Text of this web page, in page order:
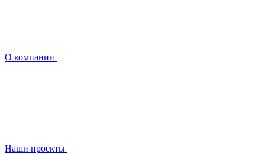
О компании
Наши проекты